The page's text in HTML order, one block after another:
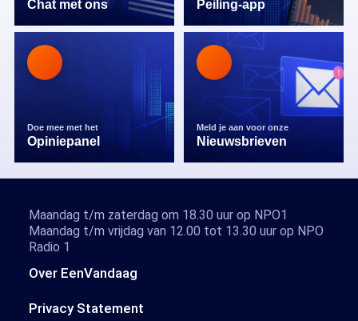
Chat met ons Peiling-app
Doe mee met het
Opiniepanel
Meld je aan voor onze
Nieuwsbrieven
Over EenVandaag
Privacy Statement
Maandag t/m zaterdag om 18.30 uur op NPO1
Maandag t/m vrijdag van 12.00 tot 13.30 uur op NPO
Radio 1